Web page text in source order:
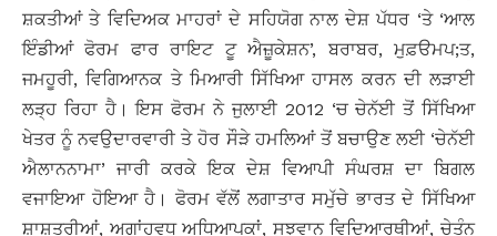
ਸ਼ਕਤੀਆਂ ਤੇ ਵਿਦਿਅਕ ਮਾਹਰਾਂ ਦੇ ਸਹਿਯੋਗ ਨਾਲ ਦੇਸ਼ ਪੱਧਰ ‘ਤੇ ‘ਆਲ
ਇੰਡੀਆਂ ਫੋਰਮ ਫਾਰ ਰਾਇਟ ਟੂ ਐਜ਼ੂਕੇਸ਼ਨ’, ਬਰਾਬਰ, ਮੁਫ਼ੳਮਪ;ਤ,
ਜਮਹੂਰੀ, ਵਿਗਿਆਨਕ ਤੇ ਮਿਆਰੀ ਸਿੱਖਿਆ ਹਾਸਲ ਕਰਨ ਦੀ ਲੜਾਈ
ਲੜ੍ਹ ਰਿਹਾ ਹੈ। ਇਸ ਫੋਰਮ ਨੇ ਜੁਲਾਈ 2012 ‘ਚ ਚੇਨੱਈ ਤੋਂ ਸਿੱਖਿਆ
ਖੇਤਰ ਨੂੰ ਨਵਉਦਾਰਵਾਰੀ ਤੇ ਹੋਰ ਸੌੜੇ ਹਮਲਿਆਂ ਤੋਂ ਬਚਾਉਣ ਲਈ ‘ਚੇਨੱਈ
ਐਲਾਨਨਾਮਾ’ ਜਾਰੀ ਕਰਕੇ ਇਕ ਦੇਸ਼ ਵਿਆਪੀ ਸੰਘਰਸ਼ ਦਾ ਬਿਗਲ
ਵਜਾਇਆ ਹੋਇਆ ਹੈ। ਫੋਰਮ ਵੱਲੋਂ ਲਗਾਤਾਰ ਸਮੁੱਚੇ ਭਾਰਤ ਦੇ ਸਿੱਖਿਆ
ਸ਼ਾਸ਼ਤਰੀਆਂ, ਅਗਾਂਹਵਧੂ ਅਧਿਆਪਕਾਂ, ਸੂਝਵਾਨ ਵਿਦਿਆਰਥੀਆਂ, ਚੇਤੰਨ